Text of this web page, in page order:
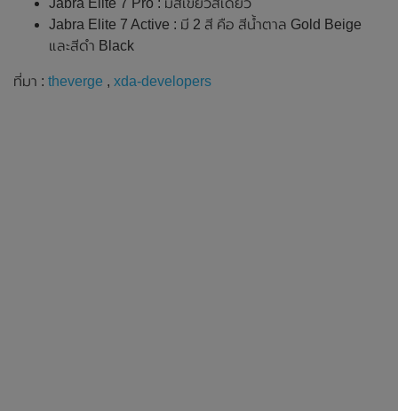
Jabra Elite 7 Active : มี 2 สี คือ สีน้ำตาล Gold Beige
และสีดำ Black
ที่มา : theverge , xda-developers